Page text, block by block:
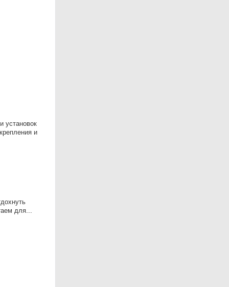
установок
и
для...